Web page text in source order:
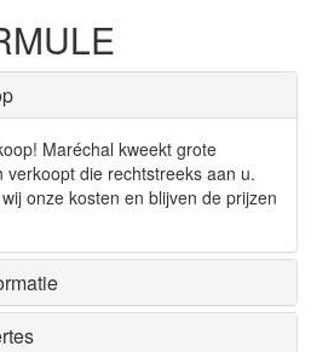
Maréchal kweekt grote
verkoopt die rechtstreeks aan u.
onze kosten en blijven de prijzen